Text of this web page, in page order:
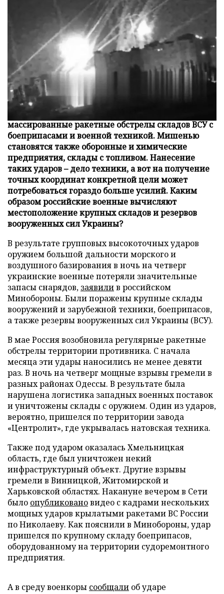
Последние несколько дней Россия проводит
массированные ракетные обстрелы складов ВСУ с
боеприпасами и военной техникой. Мишенью
становятся также оборонные и химические
предприятия, склады с топливом. Нанесение
таких ударов – дело техники, а вот на получение
точных координат конкретной цели может
потребоваться гораздо больше усилий. Каким
образом российские военные вычисляют
местоположение крупных складов и резервов
вооруженных сил Украины?
В результате групповых высокоточных ударов
оружием большой дальности морского и
воздушного базирования в ночь на четверг
украинские военные потеряли значительные
запасы снарядов, заявилив российском
Минобороны. Были поражены крупные склады
вооружений и зарубежной техники, боеприпасов,
а также резервы вооруженных сил Украины (ВСУ).
В мае Россия возобновила регулярные ракетные
обстрелы территории противника. С начала
месяца эти удары наносились не менее девяти
раз. В ночь на четверг мощные взрывы гремели в
разных районах Одессы. В результате была
нарушена логистика западных военных поставок
и уничтожены склады с оружием. Один из ударов,
вероятно, пришелся по территории завода
«Центролит», где укрывалась натовская техника.
Также под ударом оказалась Хмельницкая
область, где был уничтожен некий
инфраструктурный объект. Другие взрывы
гремели в Винницкой, Житомирской и
Харьковской областях. Накануне вечером в Сети
было опубликовановидео с кадрами нескольких
мощных ударов крылатыми ракетами ВС России
по Николаеву. Как пояснили в Минобороны, удар
пришелся по крупному складу боеприпасов,
оборудованному на территории судоремонтного
предприятия.
А в среду военкоры сообщали об ударе